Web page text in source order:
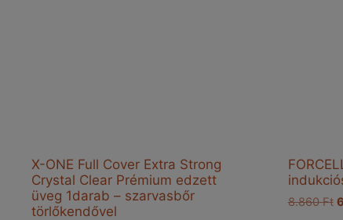
X-ONE Full Cover Extra Strong
Crystal Clear Prémium edzett
üveg 1darab – szarvasbőr
törlőkendővel
8.860Ft